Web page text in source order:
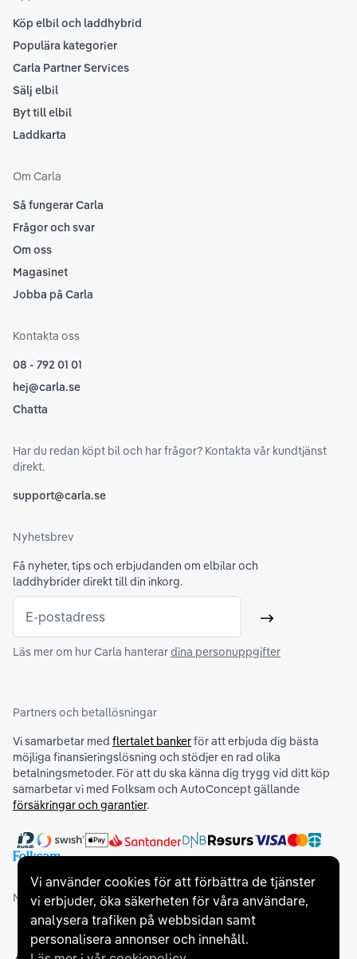
Vi använder cookies för att förbättra de tjänster
vi erbjuder, öka säkerheten för våra användare,
analysera trafiken på webbsidan samt
personalisera annonser och innehåll.
Köp elbil och laddhybrid
Populära kategorier
Carla Partner Services
Sälj elbil
Byt till elbil
Laddkarta
Om Carla
Så fungerar Carla
Frågor och svar
Om oss
Magasinet
Jobba på Carla
Kontakta oss
08 - 792 01 01
hej@carla.se
Chatta
Har du redan köpt bil och har frågor? Kontakta vår kundtjänst
direkt.
support@carla.se
Nyhetsbrev
Få nyheter, tips och erbjudanden om elbilar och
laddhybrider direkt till din inkorg.
E-postadress Skicka
Läs mer om hur Carla hanterardina personuppgifter
Partners och betallösningar
Vi samarbetar med flertalet bankerför att erbjuda dig bästa
möjliga finansieringslösning och stödjer en rad olika
betalningsmetoder. För att du ska känna dig trygg vid ditt köp
samarbetar vi med Folksam och AutoConcept gällande
försäkringar och garantier.
Medlemskap och utmärkelser